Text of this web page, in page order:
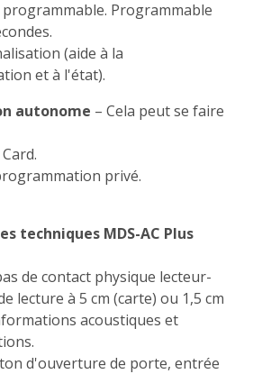
programmable. Programmable
(aide à la
et à l'état).
autonome – Cela peut se faire
privé.
techniques MDS-AC Plus
de contact physique lecteur-
lecture à 5 cm (carte) ou 1,5 cm
acoustiques et
d'ouverture de porte, entrée